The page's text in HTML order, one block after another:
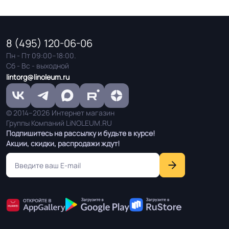
стенам
Способ укладки
Безопасность
материала ГОСТ, ТУ,
ISO
Сертифицирован на территории
Подпишитесь на рассылку и будьте в курсе!
Акции, скидки, распродажи ждут!
8 (495) 120-06-06
Пн - Пт 09:00–18:00.
Сб - Вс - выходной
lintorg@linoleum.ru
© 2014–2026 Интернет магазин
Группы Компаний LiNOLEUM.RU